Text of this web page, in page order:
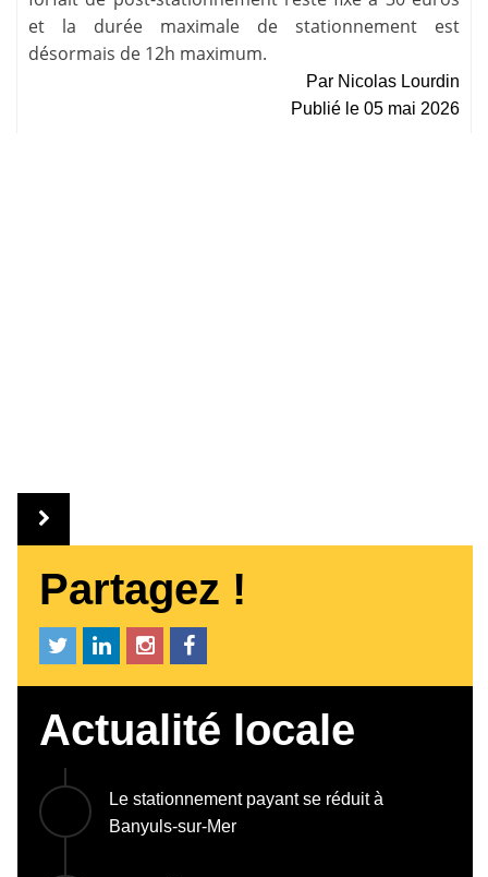
et la durée maximale de stationnement est
désormais de 12h maximum.
Par Nicolas Lourdin
Publié le 05 mai 2026
Partagez !
Actualité locale
Le stationnement payant se réduit à
Banyuls-sur-Mer